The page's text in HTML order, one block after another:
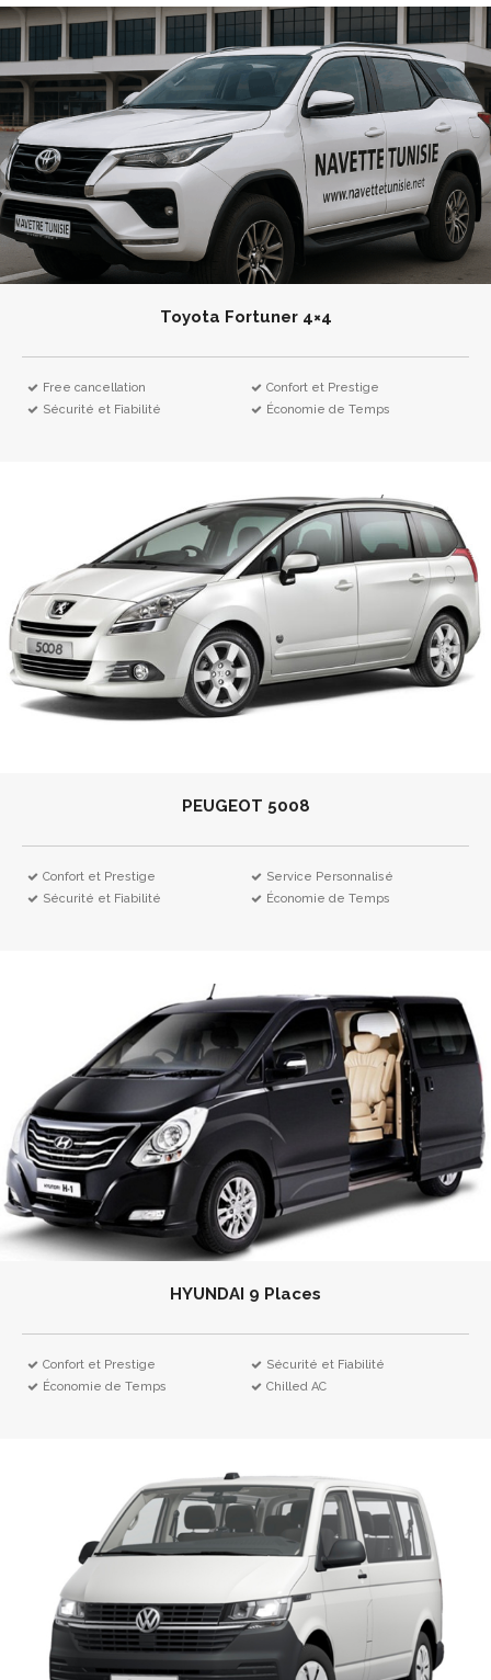
Toyota Fortuner 4×4
Free cancellation
Confort et Prestige
Sécurité et Fiabilité
Économie de Temps
PEUGEOT 5008
Confort et Prestige
Service Personnalisé
Sécurité et Fiabilité
Économie de Temps
HYUNDAI 9 Places
Confort et Prestige
Sécurité et Fiabilité
Économie de Temps
Chilled AC